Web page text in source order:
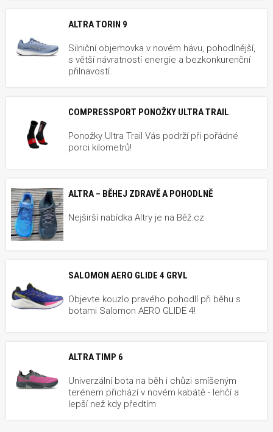
ALTRA TORIN 9
Silniční objemovka v novém hávu, pohodlnější,
s větší návratností energie a bezkonkurenční
přilnavostí.
COMPRESSPORT PONOŽKY ULTRA TRAIL
Ponožky Ultra Trail Vás podrží při pořádné
porci kilometrů!
ALTRA – BĚHEJ ZDRAVĚ A POHODLNĚ
Nejširší nabídka Altry je na Běž.cz
SALOMON AERO GLIDE 4 GRVL
Objevte kouzlo pravého pohodlí při běhu s
botami Salomon AERO GLIDE 4!
ALTRA TIMP 6
Univerzální bota na běh i chůzi smíšeným
terénem přichází v novém kabátě - lehčí a
lepší než kdy předtím